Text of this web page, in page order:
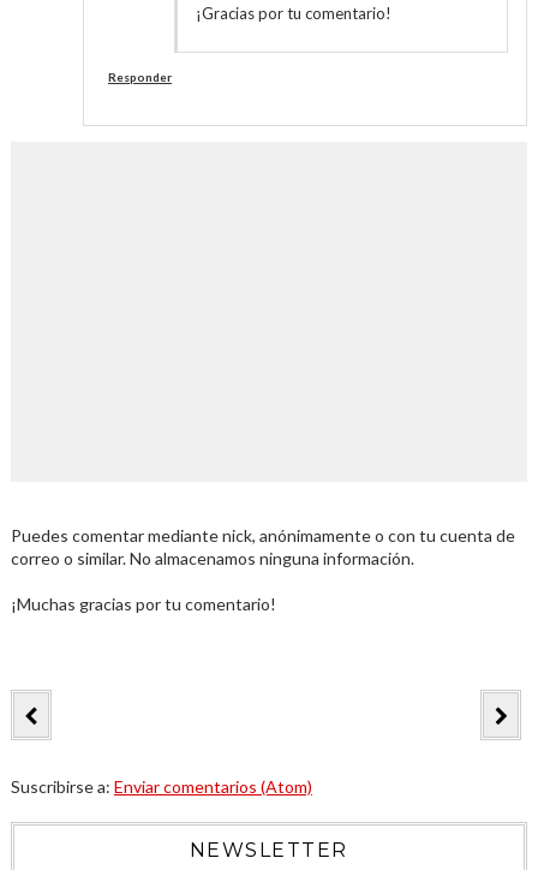
¡Gracias por tu comentario!
Responder
Puedes comentar mediante nick, anónimamente o con tu cuenta de
correo o similar. No almacenamos ninguna información.
¡Muchas gracias por tu comentario!
Suscribirse a: Enviar comentarios (Atom)
NEWSLETTER